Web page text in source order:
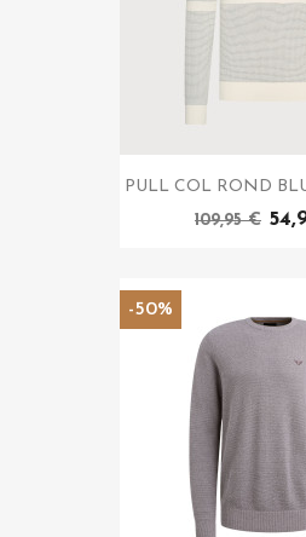
PULL COL ROND
109,95 €
-50%